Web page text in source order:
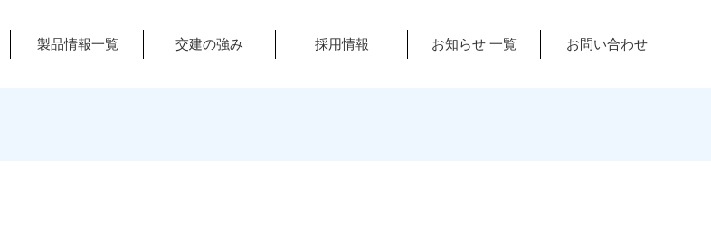
製品情報一覧 交建の強み 採用情報 お知らせ 一覧 お問い合わせ